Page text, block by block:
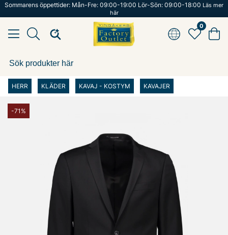
Sommarens öppettider: Mån-Fre: 09:00-19:00 Lör-Sön: 09:00-18:00 Läs mer
här
0
HERR KLÄDER KAVAJ - KOSTYM KAVAJER
-71%